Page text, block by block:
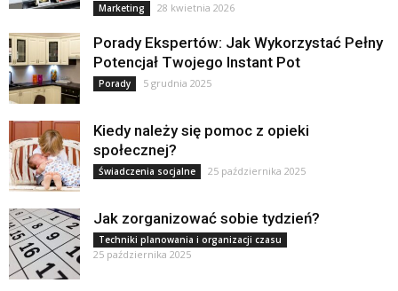
Marketing 28 kwietnia 2026
Porady Ekspertów: Jak Wykorzystać Pełny
Potencjał Twojego Instant Pot
Porady 5 grudnia 2025
Kiedy należy się pomoc z opieki
społecznej?
Świadczenia socjalne 25 października 2025
Jak zorganizować sobie tydzień?
Techniki planowania i organizacji czasu
25 października 2025